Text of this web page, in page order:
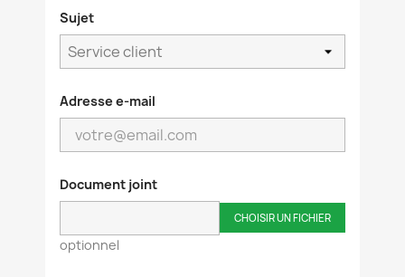
Sujet
Adresse e-mail
Document joint
CHOISIR UN FICHIER
optionnel